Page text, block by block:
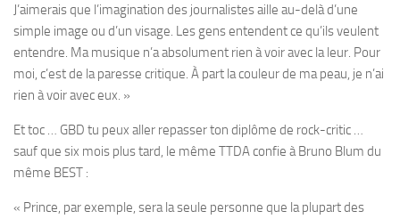
J’aimerais que l’imagination des journalistes aille au-delà d’une
simple image ou d’un visage. Les gens entendent ce qu’ils veulent
entendre. Ma musique n’a absolument rien à voir avec la leur. Pour
moi, c’est de la paresse critique. À part la couleur de ma peau, je n’ai
rien à voir avec eux. »
Et toc … GBD tu peux aller repasser ton diplôme de rock-critic …
sauf que six mois plus tard, le même TTDA confie à Bruno Blum du
même BEST :
« Prince, par exemple, sera la seule personne que la plupart des